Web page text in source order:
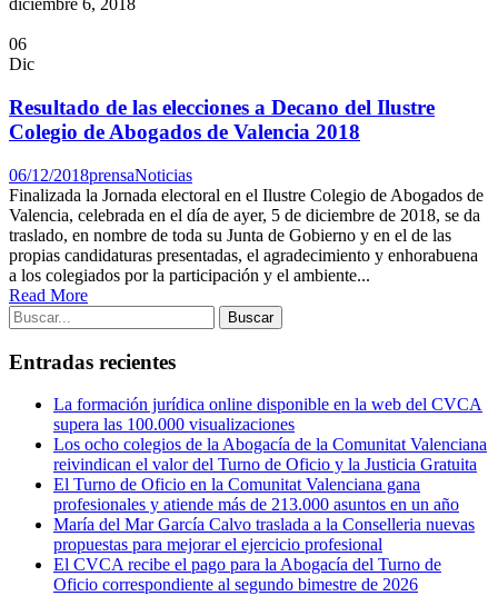
diciembre 6, 2018
06
Dic
Resultado de las elecciones a Decano del Ilustre
Colegio de Abogados de Valencia 2018
06/12/2018prensaNoticias
Finalizada la Jornada electoral en el Ilustre Colegio de Abogados de
Valencia, celebrada en el día de ayer, 5 de diciembre de 2018, se da
traslado, en nombre de toda su Junta de Gobierno y en el de las
propias candidaturas presentadas, el agradecimiento y enhorabuena
a los colegiados por la participación y el ambiente...
Read More
Entradas recientes
La formación jurídica online disponible en la web del CVCA
supera las 100.000 visualizaciones
Los ocho colegios de la Abogacía de la Comunitat Valenciana
reivindican el valor del Turno de Oficio y la Justicia Gratuita
El Turno de Oficio en la Comunitat Valenciana gana
profesionales y atiende más de 213.000 asuntos en un año
María del Mar García Calvo traslada a la Conselleria nuevas
propuestas para mejorar el ejercicio profesional
El CVCA recibe el pago para la Abogacía del Turno de
Oficio correspondiente al segundo bimestre de 2026